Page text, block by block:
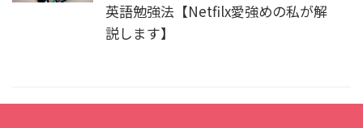
英語勉強法【Netfilx愛強めの私が解
説します】